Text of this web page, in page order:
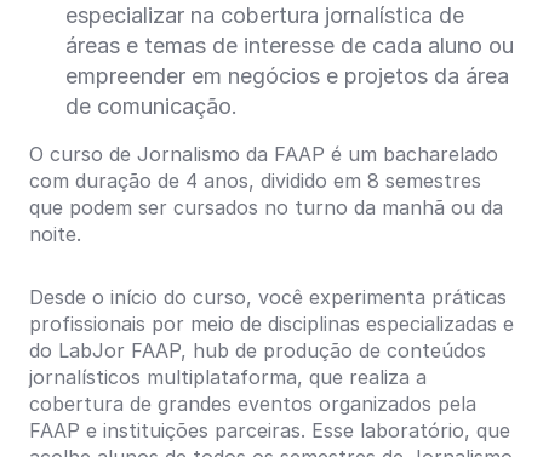
especializar na cobertura jornalística de
áreas e temas de interesse de cada aluno ou
empreender em negócios e projetos da área
de comunicação.
O curso de Jornalismo da FAAP é um bacharelado
com duração de 4 anos, dividido em 8 semestres
que podem ser cursados no turno da manhã ou da
noite.
Desde o início do curso, você experimenta práticas
profissionais por meio de disciplinas especializadas e
do LabJor FAAP, hub de produção de conteúdos
jornalísticos multiplataforma, que realiza a
cobertura de grandes eventos organizados pela
FAAP e instituições parceiras. Esse laboratório, que